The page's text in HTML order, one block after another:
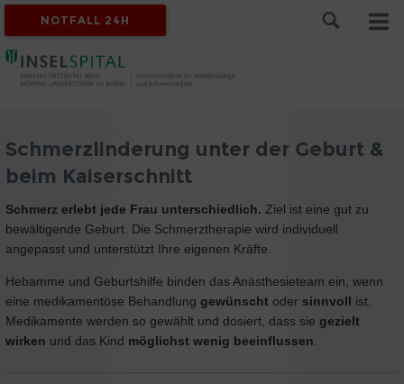
NOTFALL 24H
Schmerzlinderung unter der Geburt &
beim Kaiserschnitt
Schmerz erlebt jede Frau unterschiedlich. Ziel ist eine gut zu
bewältigende Geburt. Die Schmerztherapie wird individuell
angepasst und unterstützt Ihre eigenen Kräfte.
Hebamme und Geburtshilfe binden das Anästhesieteam ein, wenn
eine medikamentöse Behandlung gewünscht oder sinnvoll ist.
Medikamente werden so gewählt und dosiert, dass sie gezielt
wirken und das Kind möglichst wenig beeinflussen